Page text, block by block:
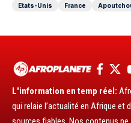
Etats-Unis
France
L'information en temp réel:
qui relaie l’actualité en Afrique et